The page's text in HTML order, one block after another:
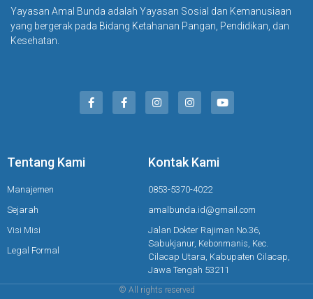
Yayasan Amal Bunda adalah Yayasan Sosial dan Kemanusiaan
yang bergerak pada Bidang Ketahanan Pangan, Pendidikan, dan
Kesehatan.
Tentang Kami
Manajemen
Sejarah
Visi Misi
Legal Formal
Kontak Kami
0853-5370-4022
amalbunda.id@gmail.com
Jalan Dokter Rajiman No.36,
Sabukjanur, Kebonmanis, Kec.
Cilacap Utara, Kabupaten Cilacap,
Jawa Tengah 53211
© All rights reserved